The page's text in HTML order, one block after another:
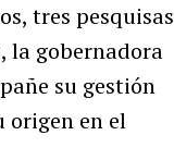
tres pesquisas
la gobernadora
su gestión
origen en el